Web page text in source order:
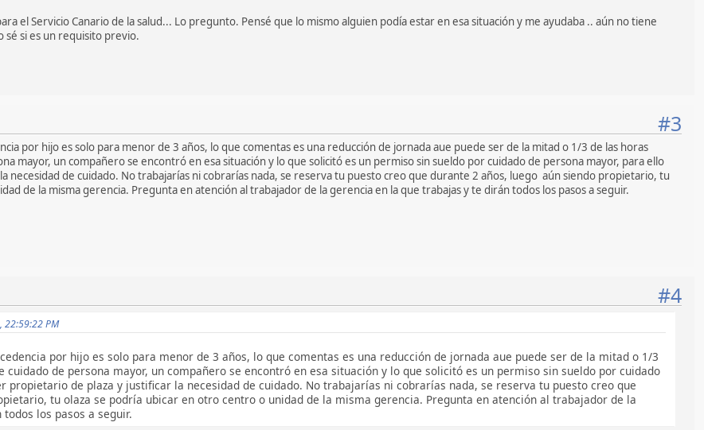
el Servicio Canario de la salud... Lo pregunto. Pensé que lo mismo alguien podía estar en esa situación y me ayudaba .. aún no tiene
sé si es un requisito previo.
#3
por hijo es solo para menor de 3 años, lo que comentas es una reducción de jornada aue puede ser de la mitad o 1/3 de las horas
mayor, un compañero se encontró en esa situación y lo que solicitó es un permiso sin sueldo por cuidado de persona mayor, para ello
necesidad de cuidado. No trabajarías ni cobrarías nada, se reserva tu puesto creo que durante 2 años, luego aún siendo propietario, tu
de la misma gerencia. Pregunta en atención al trabajador de la gerencia en la que trabajas y te dirán todos los pasos a seguir.
#4
22:59:22 PM
por hijo es solo para menor de 3 años, lo que comentas es una reducción de jornada aue puede ser de la mitad o 1/3
cuidado de persona mayor, un compañero se encontró en esa situación y lo que solicitó es un permiso sin sueldo por cuidado
propietario de plaza y justificar la necesidad de cuidado. No trabajarías ni cobrarías nada, se reserva tu puesto creo que
tu olaza se podría ubicar en otro centro o unidad de la misma gerencia. Pregunta en atención al trabajador de la
los pasos a seguir.